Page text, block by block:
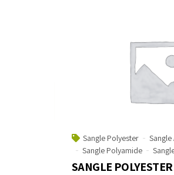
Sangle Polyester
Sangle Polyamide
SANGLE